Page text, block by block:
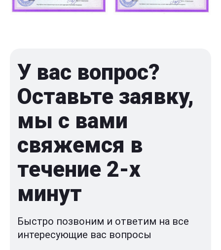
У вас вопрос?
Оставьте заявку,
мы с вами
свяжемся в
течение 2-x
минут
Быстро позвоним и ответим на все
интересующие вас вопросы